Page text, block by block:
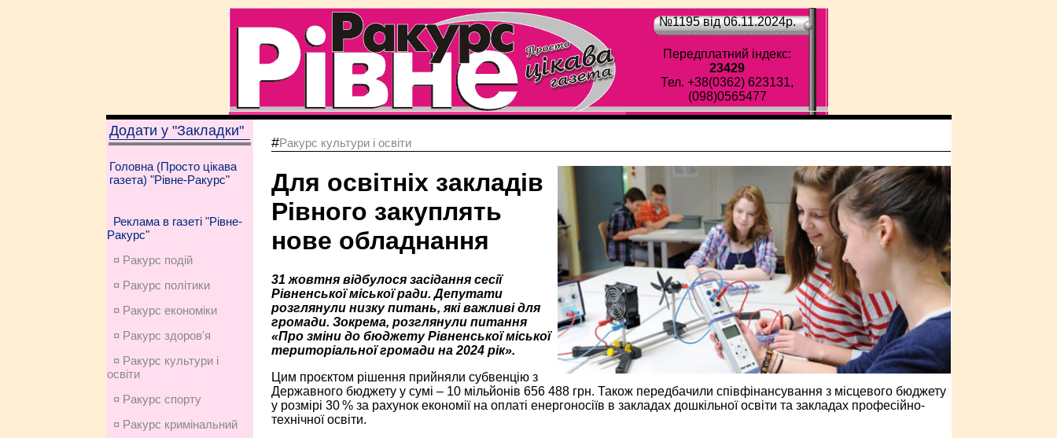
№1195 від 06.11.2024p.
Передплатний індекс:
23429
Тел. +38(0362) 623131,
(098)0565477
Додати у "Закладки"
Головна (Просто цікава
газета) "Рівне-Ракурс"
Реклама в газеті "Рівне-
Ракурс"
¤ Ракурс подій
¤ Ракурс політики
¤ Ракурс економiки
¤ Ракурс здоров'я
¤ Ракурс культури і
освіти
¤ Ракурс спорту
¤ Ракурс кримінальний
#Ракурс культури і освіти
Для освітніх закладів
Рівного закуплять
нове обладнання
31 жовтня відбулося засідання сесії
Рівненської міської ради. Депутати
розглянули низку питань, які важливі для
громади. Зокрема, розглянули питання
«Про зміни до бюджету Рівненської міської
територіальної громади на 2024 рік».
Цим проєктом рішення прийняли субвенцію з
Державного бюджету у сумі – 10 мільйонів 656 488 грн. Також передбачили співфінансування з місцевого бюджету
у розмірі 30 % за рахунок економії на оплаті енергоносіїв в закладах дошкільної освіти та закладах професійно-
технічної освіти.